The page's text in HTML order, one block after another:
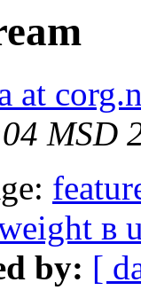
at
MSD
в
by: [